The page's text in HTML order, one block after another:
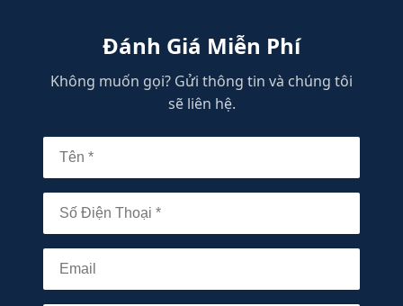
Đánh Giá Miễn Phí
Không muốn gọi? Gửi thông tin và chúng tôi
sẽ liên hệ.